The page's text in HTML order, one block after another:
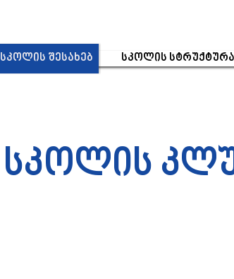
სკოლის შესახებ სკოლის სტრუქტურა
სკოლის